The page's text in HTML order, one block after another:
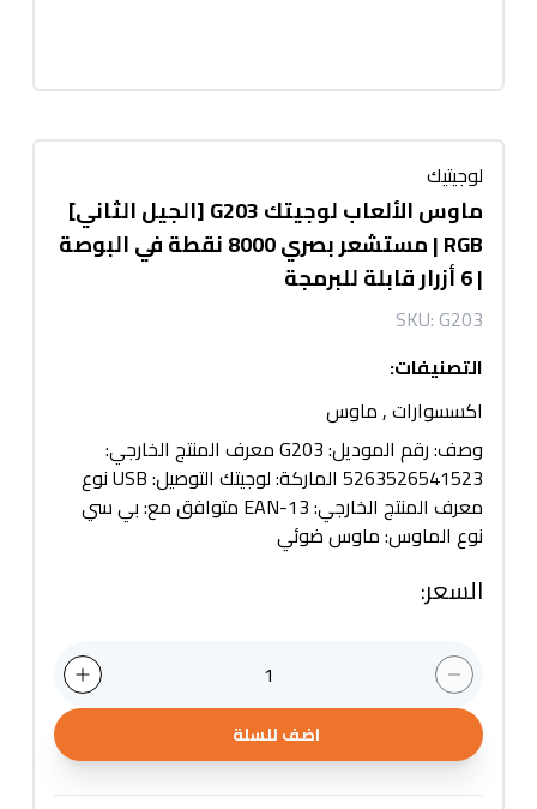
لوجيتيك
ماوس الألعاب لوجيتك G203 [الجيل الثاني]
RGB | مستشعر بصري 8000 نقطة في البوصة
| 6 أزرار قابلة للبرمجة
SKU: G203
التصنيفات:
اكسسوارات,ماوس
وصف: رقم الموديل: G203 معرف المنتج الخارجي:
5263526541523 الماركة: لوجيتك التوصيل: USB نوع
معرف المنتج الخارجي: EAN-13 متوافق مع: بي سي
نوع الماوس: ماوس ضوئي
السعر:
1
اضف للسلة